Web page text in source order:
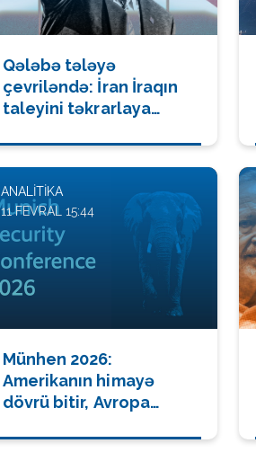
Qələbə tələyə
çevriləndə: İran İraqın
taleyini təkrarlaya
ANALITIKA
11 FEVRAL 15:44
Münhen 2026:
Amerikanın himayə
dövrü bitir, Avropa